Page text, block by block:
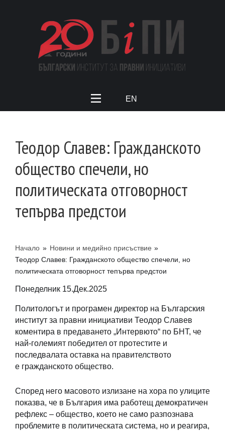
EN
Теодор Славев: Гражданското
общество спечели, но
политическата отговорност
тепърва предстои
Начало » Новини и медийно присъствие »
Теодор Славев: Гражданското общество спечели, но
политическата отговорност тепърва предстои
Понеделник 15.Дек.2025
Политологът и програмен директор на Българския
институт за правни инициативи Теодор Славев
коментира в предаването „Интервюто“ по БНТ, че
най-големият победител от протестите и
последвалата оставка на правителството
е гражданското общество.
Според него масовото излизане на хора по улиците
показва, че в България има работещ демократичен
рефлекс – общество, което не само разпознава
проблемите в политическата система, но и реагира,